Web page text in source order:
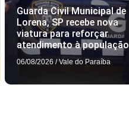
Guarda Civil Municipal de
Lorena, SP recebe nova
viatura para reforçar
atendimento à população
06/08/2026 / Vale do Paraíba